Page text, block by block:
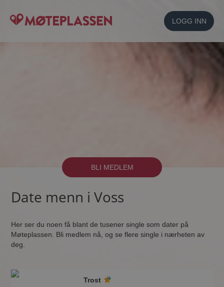
LOGG INN
BLI MEDLEM
Date menn i Voss
Her ser du noen få blant de tusener single som dater på
Møteplassen. Bli medlem nå, og se flere single i nærheten av
deg.
Trost